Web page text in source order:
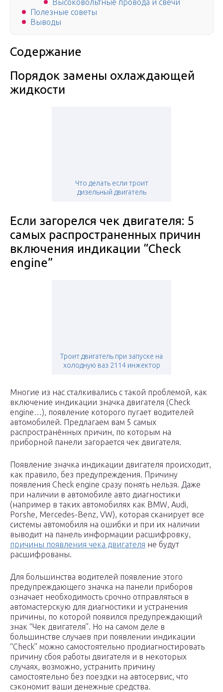
Высоковольтные провода и свечи
Полезные советы
Выводы
Содержание
Порядок замены охлаждающей
жидкости
Что делать если троит
дизельный двигатель
Если загорелся чек двигателя: 5
самых распространенных причин
включения индикации “Check
engine”
Троит двигатель при запуске на
холодную ваз 2114 инжектор
Многие из нас сталкивались с такой проблемой, как
включение индикации значка двигателя (Check
engine…), появление которого пугает водителей
автомобилей. Предлагаем вам 5 самых
распространённых причин, по которым на
приборной панели загорается чек двигателя.
Появление значка индикации двигателя происходит,
как правило, без предупреждения. Причину
появления Check engine сразу понять нельзя. Даже
при наличии в автомобиле авто диагностики
(например в таких автомобилях как BMW, Audi,
Porshe, Mercedes-Benz, VW), которая сканирует все
системы автомобиля на ошибки и при их наличии
выводит на панель информации расшифровку,
причины появления чека двигателя не будут
расшифрованы.
Для большинства водителей появление этого
предупреждающего значка на панели приборов
означает необходимость срочно отправляться в
автомастерскую для диагностики и устранения
причины, по которой появился предупреждающий
знак “Чек двигателя”. Но на самом деле в
большинстве случаев при появлении индикации
“Check” можно самостоятельно продиагностировать
причину сбоя работы двигателя и в некоторых
случаях, возможно, устранить причину
самостоятельно без поездки на автосервис, что
сэкономит ваши денежные средства.